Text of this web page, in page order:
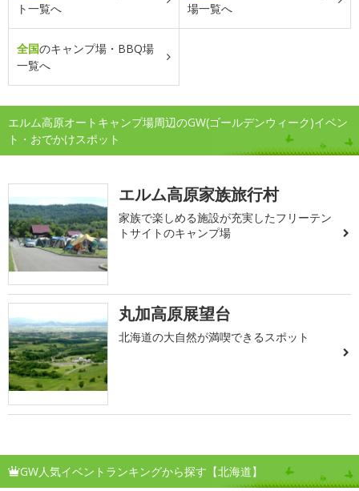
ト一覧へ
場一覧へ
全国のキャンプ場・BBQ場
一覧へ
エルム高原オートキャンプ場周辺のGW(ゴールデンウィーク)イベン
ト・おでかけスポット
エルム高原家族旅行村
家族で楽しめる施設が充実したフリーテン
トサイトのキャンプ場
丸加高原展望台
北海道の大自然が満喫できるスポット
GW人気イベントランキングから探す【北海道】